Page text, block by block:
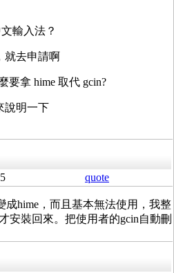
輸入法？
就去申請啊
要拿 hime 取代 gcin?
說明一下
quote
成hime，而且基本無法使用，我整
安裝回來。把使用者的gcin自動刪